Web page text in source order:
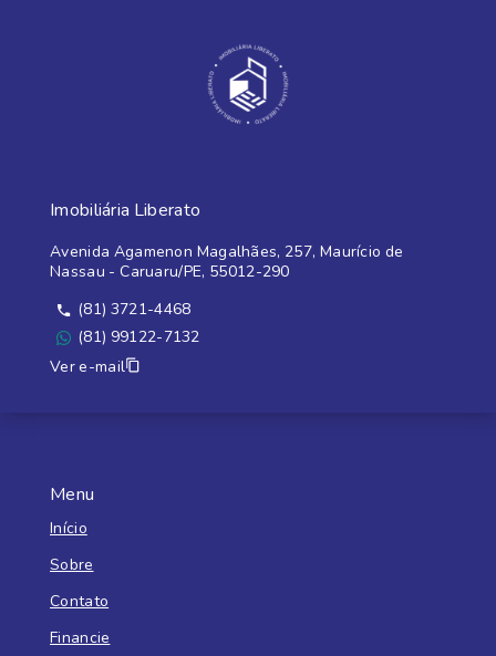
Menu
Início
Sobre
Contato
Financie
Imobiliária Liberato
Avenida Agamenon Magalhães, 257, Maurício de
Nassau - Caruaru/PE, 55012-290
(81) 3721-4468
(81) 99122-7132
Ver e-mail